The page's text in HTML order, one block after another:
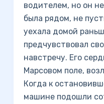
водителем, но он
была рядом, не
уехала домой
предчувствовал
навстречу. Его
Марсовом поле,
Когда к
машине подошли